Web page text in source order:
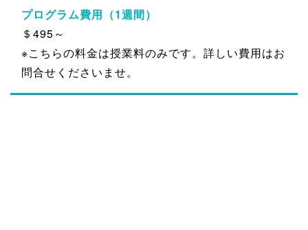
プログラム費用（1週間）
＄495～
※こちらの料金は授業料のみです。詳しい費用はお
問合せくださいませ。